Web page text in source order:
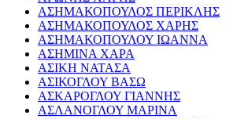
ΑΣΗΜΑΚΟΠΟΥΛΟΣ ΠΕΡΙΚΛΗΣ
ΑΣΗΜΑΚΟΠΟΥΛΟΣ ΧΑΡΗΣ
ΑΣΗΜΑΚΟΠΟΥΛΟΥ ΙΩΑΝΝΑ
ΑΣΗΜΙΝΑ ΧΑΡΑ
ΑΣΙΚΗ ΝΑΤΑΣΑ
ΑΣΙΚΟΓΛΟΥ ΒΑΣΩ
ΑΣΚΑΡΟΓΛΟΥ ΓΙΑΝΝΗΣ
ΑΣΛΑΝΟΓΛΟΥ ΜΑΡΙΝΑ